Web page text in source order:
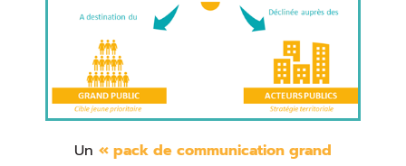
Un « pack de communication grand